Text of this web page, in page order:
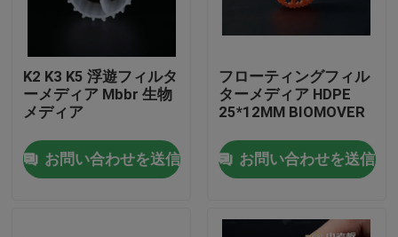
K2 K3 K5 浮遊フィルタ
ーメディア Mbbr 生物
メディア
お問い合わせを送信
フローティングフィル
ターメディア HDPE
25*12MM BIOMOVER
お問い合わせを送信